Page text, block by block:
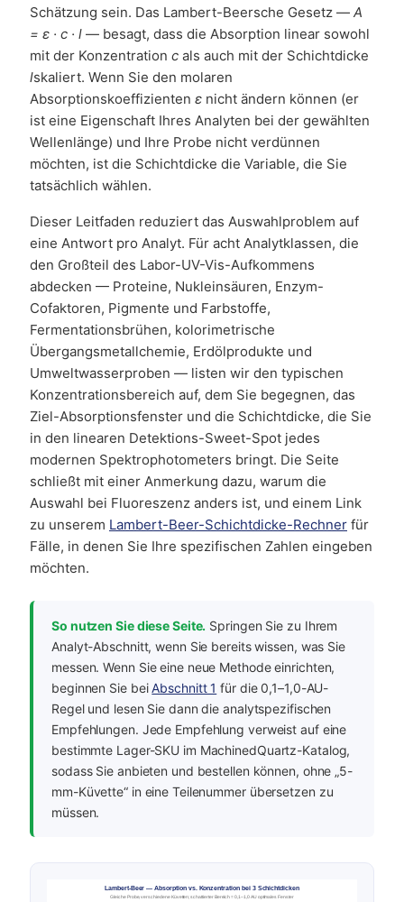
Schätzung sein. Das Lambert-Beersche Gesetz — A
= ε · c · l — besagt, dass die Absorption linear sowohl
mit der Konzentration c als auch mit der Schichtdicke
lskaliert. Wenn Sie den molaren
Absorptionskoeffizienten ε nicht ändern können (er
ist eine Eigenschaft Ihres Analyten bei der gewählten
Wellenlänge) und Ihre Probe nicht verdünnen
möchten, ist die Schichtdicke die Variable, die Sie
tatsächlich wählen.
Dieser Leitfaden reduziert das Auswahlproblem auf
eine Antwort pro Analyt. Für acht Analytklassen, die
den Großteil des Labor-UV-Vis-Aufkommens
abdecken — Proteine, Nukleinsäuren, Enzym-
Cofaktoren, Pigmente und Farbstoffe,
Fermentationsbrühen, kolorimetrische
Übergangsmetallchemie, Erdölprodukte und
Umweltwasserproben — listen wir den typischen
Konzentrationsbereich auf, dem Sie begegnen, das
Ziel-Absorptionsfenster und die Schichtdicke, die Sie
in den linearen Detektions-Sweet-Spot jedes
modernen Spektrophotometers bringt. Die Seite
schließt mit einer Anmerkung dazu, warum die
Auswahl bei Fluoreszenz anders ist, und einem Link
zu unserem Lambert-Beer-Schichtdicke-Rechner für
Fälle, in denen Sie Ihre spezifischen Zahlen eingeben
möchten.
So nutzen Sie diese Seite. Springen Sie zu Ihrem
Analyt-Abschnitt, wenn Sie bereits wissen, was Sie
messen. Wenn Sie eine neue Methode einrichten,
beginnen Sie beiAbschnitt 1 für die 0,1–1,0-AU-
Regel und lesen Sie dann die analytspezifischen
Empfehlungen. Jede Empfehlung verweist auf eine
bestimmte Lager-SKU im MachinedQuartz-Katalog,
sodass Sie anbieten und bestellen können, ohne „5-
mm-Küvette“ in eine Teilenummer übersetzen zu
müssen.
Lambert-Beer — Absorption vs. Konzentration bei 3 Schichtdicken
Gleiche Probe, verschiedene Küvetten; schattierter Bereich = 0,1–1,0 AU optimales Fenster